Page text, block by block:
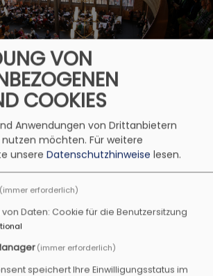
EINE VESPERKIRCHE?
VON
COOKIES
Anwendungen von Drittanbietern
nutzen möchten. Für weitere
unsere Datenschutzhinweise lesen.
(immer erforderlich)
Daten: Cookie für die Benutzersitzung
(immer erforderlich)
speichert Ihre Einwilligungsstatus im